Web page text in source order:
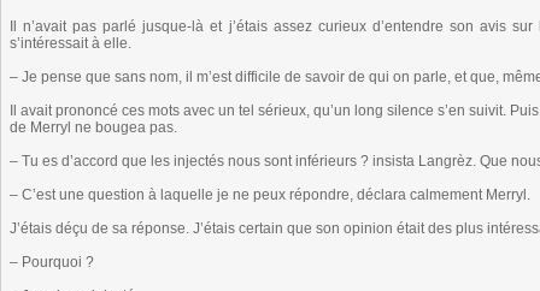
Il n’avait pas parlé jusque-là et j’étais assez curieux d’entendre son avis
s’intéressait à elle.
– Je pense que sans nom, il m’est difficile de savoir de qui on parle, et que,
Il avait prononcé ces mots avec un tel sérieux, qu’un long silence s’en suivit.
de Merryl ne bougea pas.
– Tu es d’accord que les injectés nous sont inférieurs ? insista Langrèz. Que
– C’est une question à laquelle je ne peux répondre, déclara calmement Merryl.
J’étais déçu de sa réponse. J’étais certain que son opinion était des plus
– Pourquoi ?